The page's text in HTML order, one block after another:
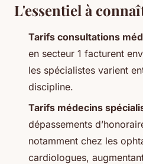
L'essentiel à
Tarifs consultations
en secteur 1 facturent
les spécialistes varient
discipline.
Tarifs médecins
dépassements
notamment chez les
cardiologues,